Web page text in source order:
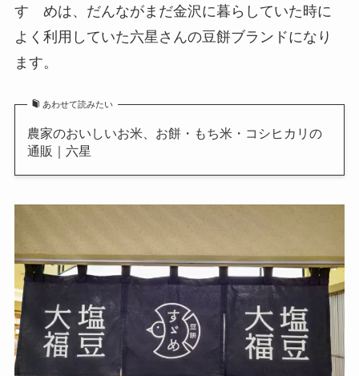
すゞめは、だんながまだ金沢に暮らしていた時に
よく利用していた六星さんの豆餅ブランドになり
ます。
あわせて読みたい
農家のおいしいお米、お餅・もち米・コシヒカリの
通販｜六星